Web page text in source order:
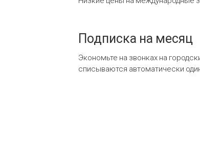
Подписка на месяц
Экономьте на звонках на
списываются автоматически